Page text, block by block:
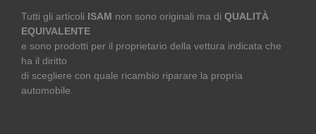
Tutti gli articoli ISAM non sono originali ma di QUALITÀ
EQUIVALENTE
e sono prodotti per il proprietario della vettura indicata che
ha il diritto
di scegliere con quale ricambio riparare la propria
automobile.